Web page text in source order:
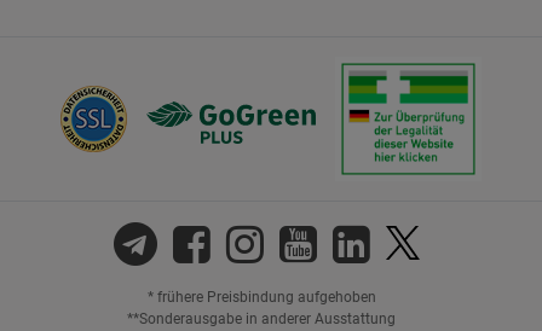
* frühere Preisbindung aufgehoben
**Sonderausgabe in anderer Ausstattung